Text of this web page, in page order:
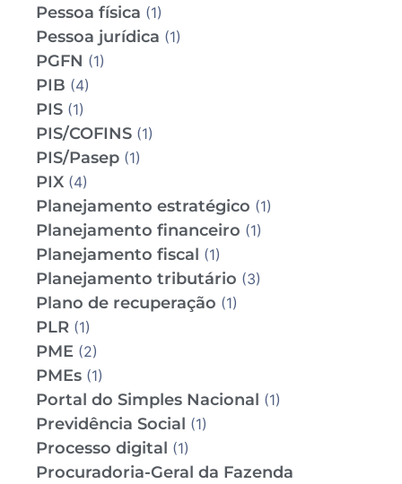
Pessoa física (1)
Pessoa jurídica (1)
PGFN (1)
PIB (4)
PIS (1)
PIS/COFINS (1)
PIS/Pasep (1)
PIX (4)
Planejamento estratégico (1)
Planejamento financeiro (1)
Planejamento fiscal (1)
Planejamento tributário (3)
Plano de recuperação (1)
PLR (1)
PME (2)
PMEs (1)
Portal do Simples Nacional (1)
Previdência Social (1)
Processo digital (1)
Procuradoria-Geral da Fazenda